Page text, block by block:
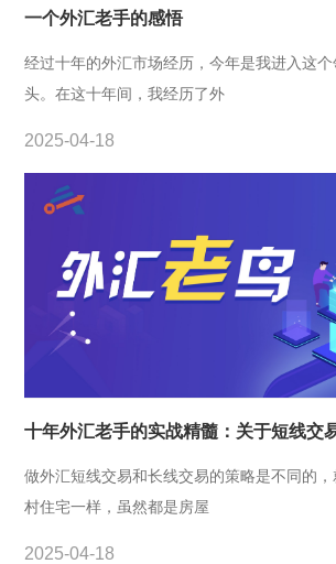
一个外汇老手的感悟
经过十年的外汇市场经历，今年是我进入这
头。在这十年间，我经历了外
2025-04-18
十年外汇老手的实战精髓：关于短线交
做外汇短线交易和长线交易的策略是不同的
村住宅一样，虽然都是房屋
2025-04-18